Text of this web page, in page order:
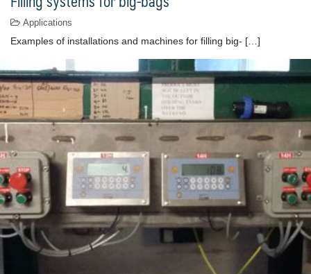
Applications
Examples of installations and machines for filling big- […]